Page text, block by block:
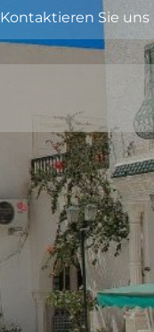
Kontaktieren Sie uns